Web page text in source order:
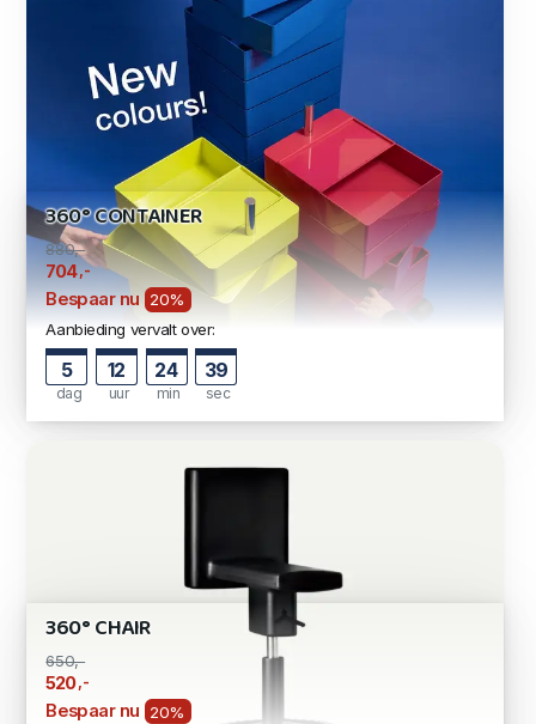
360° CONTAINER
880,-
704 ,-
Bespaar nu
20%
Aanbieding vervalt over:
5
dag
12
uur
24
min
38
sec
360° CHAIR
650,-
520 ,-
Bespaar nu
20%